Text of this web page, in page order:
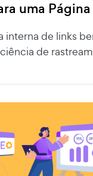
uma Página
interna de links
de